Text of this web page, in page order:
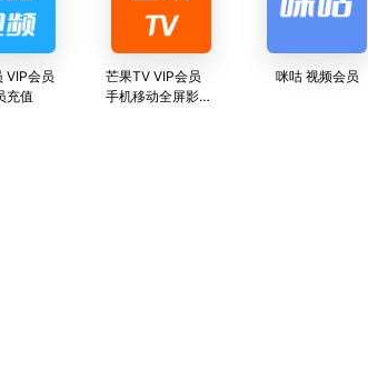
VIP会员
充值
芒果TV VIP会员
手机移动全屏影视
咪咕 视频会员